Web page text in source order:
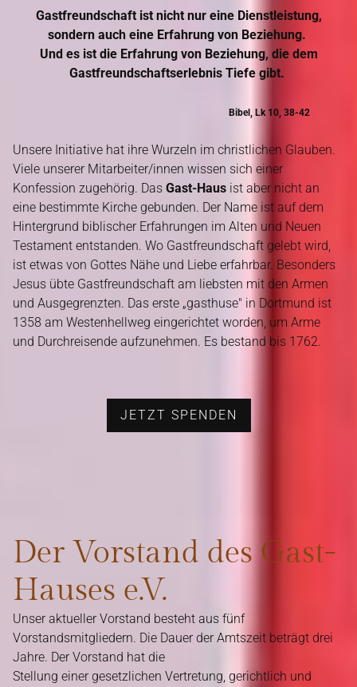
Gastfreundschaft ist nicht nur eine Dienstleistung,
sondern auch eine Erfahrung von Beziehung.
Und es ist die Erfahrung von Beziehung, die dem
Gastfreundschaftserlebnis Tiefe gibt.
Bibel, Lk 10, 38-42
Unsere Initiative hat ihre Wurzeln im christlichen Glauben.
Viele unserer Mitarbeiter/innen wissen sich einer
Konfession zugehörig. Das Gast-Haus ist aber nicht an
eine bestimmte Kirche gebunden. Der Name ist auf dem
Hintergrund biblischer Erfahrungen im Alten und Neuen
Testament entstanden. Wo Gastfreundschaft gelebt wird,
ist etwas von Gottes Nähe und Liebe erfahrbar. Besonders
Jesus übte Gastfreundschaft am liebsten mit den Armen
und Ausgegrenzten. Das erste „gasthuse" in Dortmund ist
1358 am Westenhellweg eingerichtet worden, um Arme
und Durchreisende aufzunehmen. Es bestand bis 1762.
JETZT SPENDEN
Der Vorstand des Gast-
Hauses e.V.
Unser aktueller Vorstand besteht aus fünf
Vorstandsmitgliedern. Die Dauer der Amtszeit beträgt drei
Jahre. Der Vorstand hat die
Stellung einer gesetzlichen Vertretung, gerichtlich und